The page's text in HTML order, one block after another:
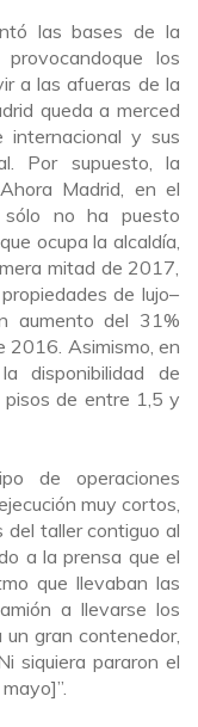
las bases de la
que los
a las afueras dela
queda a merced
internacional y sus
Por supuesto, la
Madrid, en el
no ha puesto
ocupa la alcaldía,
mitad de 2017,
de lujo–
aumento del 31%
2016. Asimismo,en
disponibilidad de
pisos de entre 1,5 y
de operaciones
muy cortos,
del taller contiguo al
a la prensa que el
que llevaban las
a llevarse los
gran contenedor,
siquiera pararon el